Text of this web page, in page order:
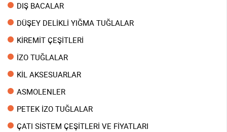
DIŞ BACALAR
DÜŞEY DELİKLİ YIĞMA TUĞLALAR
KİREMİT ÇEŞİTLERİ
İZO TUĞLALAR
KİL AKSESUARLAR
ASMOLENLER
PETEK İZO TUĞLALAR
ÇATI SİSTEM ÇEŞİTLERİ VE FİYATLARI